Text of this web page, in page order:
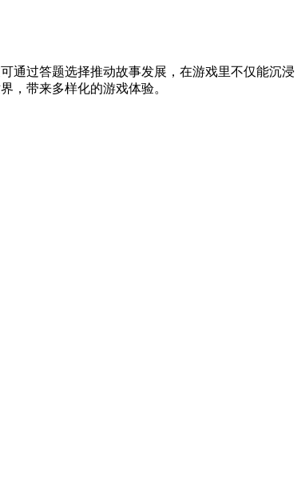
通过答题选择推动故事发展，在游戏里不仅能沉浸
，带来多样化的游戏体验。